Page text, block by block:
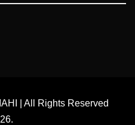
| All Rights Reserved